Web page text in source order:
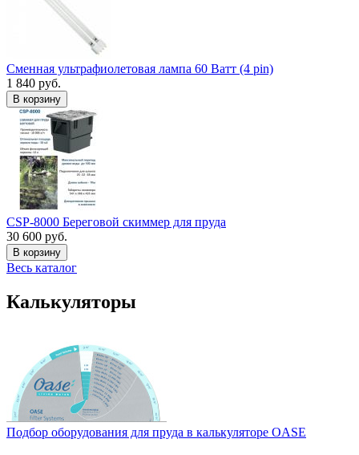
Сменная ультрафиолетовая лампа 60 Ватт (4 pin)
1 840 руб.
В корзину
CSP-8000 Береговой скиммер для пруда
30 600 руб.
В корзину
Весь каталог
Калькуляторы
Подбор оборудования для пруда в калькуляторе OASE